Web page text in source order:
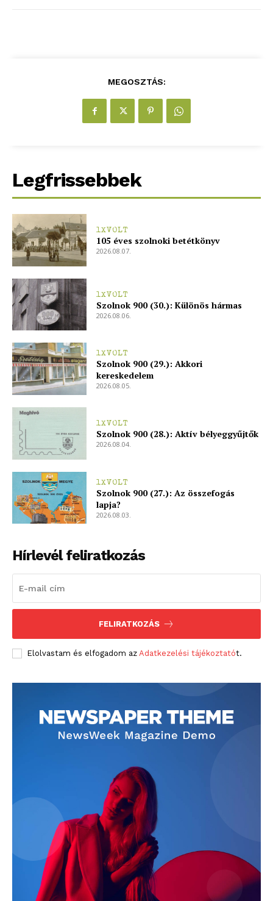
blogSZOLNOK
ELŐFIZETÉS
Hasznos
bSZ fiók
Előfizetés
Kapcsolat
Adatkezelési tájékoztató
MEGOSZTÁS:
Legfrissebbek
1XVOLT
105 éves szolnoki betétkönyv
2026.08.07.
1XVOLT
Szolnok 900 (30.): Különös hármas
2026.08.06.
1XVOLT
Szolnok 900 (29.): Akkori
kereskedelem
2026.08.05.
1XVOLT
Szolnok 900 (28.): Aktív bélyeggyűjtők
2026.08.04.
1XVOLT
Szolnok 900 (27.): Az összefogás
lapja?
2026.08.03.
Hírlevél feliratkozás
FELIRATKOZÁS
Elolvastam és elfogadom az Adatkezelési tájékoztatót.